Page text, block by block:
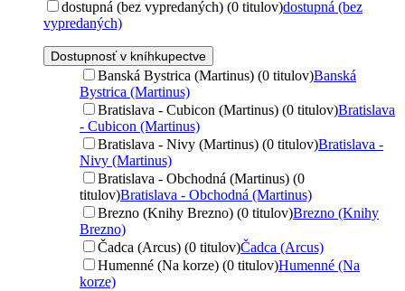
dostupná (bez vypredaných) (0 titulov)dostupná (bez
vypredaných)
Dostupnosť v kníhkupectve
Banská Bystrica (Martinus) (0 titulov)Banská
Bystrica (Martinus)
Bratislava - Cubicon (Martinus) (0 titulov)Bratislava
- Cubicon (Martinus)
Bratislava - Nivy (Martinus) (0 titulov)Bratislava -
Nivy (Martinus)
Bratislava - Obchodná (Martinus) (0
titulov)Bratislava - Obchodná (Martinus)
Brezno (Knihy Brezno) (0 titulov)Brezno (Knihy
Brezno)
Čadca (Arcus) (0 titulov)Čadca (Arcus)
Humenné (Na korze) (0 titulov)Humenné (Na
korze)